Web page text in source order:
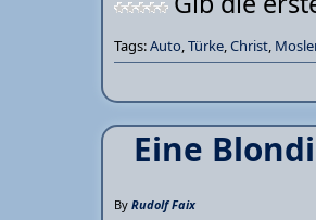
Tags:Auto,Türke,Christ,
Eine
By Rudolf Faix